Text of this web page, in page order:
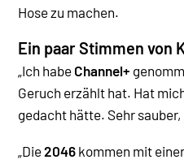
Hose zu machen.
Ein paar Stimmen von
„Ich habe Channel+
Geruch erzählt hat. Hat
gedacht hätte. Sehr
„Die2046 kommen mit